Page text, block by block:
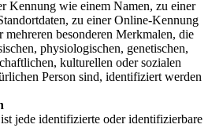
Kennung wie einem Namen, zu einer
zu einer Online-Kennung
mehreren besonderen Merkmalen, die
physiologischen, genetischen,
kulturellen oder sozialen
Person sind, identifiziert werden
jede identifizierte oder identifizierbare